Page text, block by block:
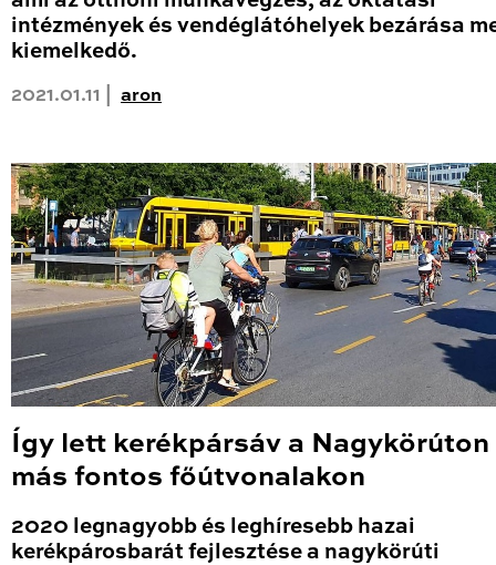
intézmények és vendéglátóhelyek bezárása
kiemelkedő.
2021.01.11 | aron
Így lett kerékpársáv a Nagykörúton
más fontos főútvonalakon
2020 legnagyobb és leghíresebb hazai
kerékpárosbarát fejlesztése a nagykörúti